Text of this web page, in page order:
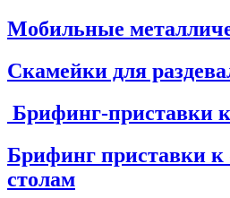
Мобильные
Скамейки для
Брифинг-приставки
Брифинг приставки
столам